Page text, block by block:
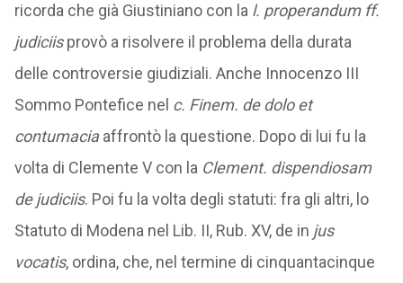
ricorda che già Giustiniano con la l. properandum ff.
judiciisprovò a risolvere il problema della durata
delle controversie giudiziali. Anche Innocenzo III
Sommo Pontefice nel c. Finem. de dolo et
contumaciaaffrontò la questione. Dopo di lui fu la
volta di Clemente V con la Clement. dispendiosam
de judiciis. Poi fu la volta degli statuti: fra gli altri, lo
Statuto di Modena nel Lib. II, Rub. XV, de in jus
vocatis, ordina, che, nel termine di cinquantacinque